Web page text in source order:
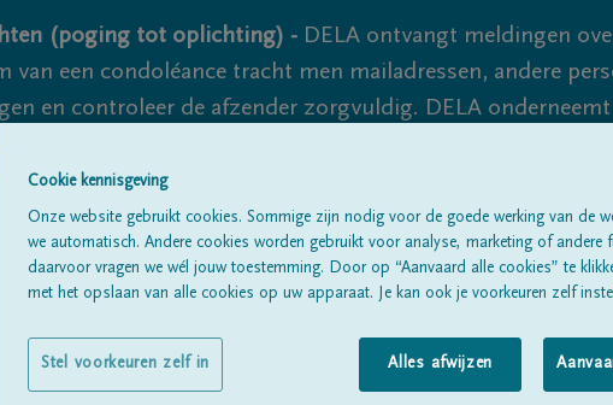
(poging tot oplichting) - DELA ontvangt meldingen
van een condoléance tracht men mailadressen, andere
en controleer de afzender zorgvuldig. DELA
echter nooit volledig uit te sluiten, dus blijf waakzaam.
Alle rouwberichten Over
Cookie kennisgeving
Onze website gebruikt cookies. Sommige zijn nodig voor de goede werking van de
we automatisch. Andere cookies worden gebruikt voor analyse, marketing of andere
daarvoor vragen we wél jouw toestemming. Door op “Aanvaard alle cookies” te
met het opslaan van alle cookies op uw apparaat. Je kan ook je voorkeuren zelf
Alles afwijzen
Stel voorkeuren zelf in